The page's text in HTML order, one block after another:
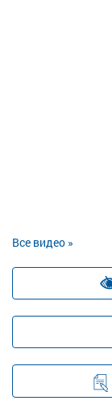
Все видео »